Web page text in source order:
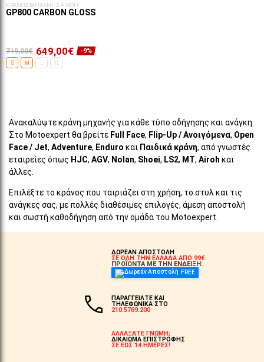
ΚΡΑΝΟΣ ΜΗΧΑΝΗΣ AIROH
GP800 CARBON GLOSS
719,00€ 649,00€ -9%
S M XL
Ανακαλύψτε κράνη μηχανής για κάθε τύπο οδήγησης και ανάγκη.
Στο Motoexpert θα βρείτε Full Face, Flip-Up / Ανοιγόμενα, Open
Face / Jet, Adventure, Enduro και Παιδικά κράνη, από γνωστές
εταιρείες όπως HJC, AGV, Nolan, Shoei, LS2, MT, Airoh και
άλλες.
Επιλέξτε το κράνος που ταιριάζει στη χρήση, το στυλ και τις
ανάγκες σας, με πολλές διαθέσιμες επιλογές, άμεση αποστολή
και σωστή καθοδήγηση από την ομάδα του Motoexpert.
ΔΩΡΕΑΝ ΑΠΟΣΤΟΛΗ
ΣΕ ΟΛΗ ΤΗΝ ΕΛΛΑΔΑ ΑΠΟ 99€
ΠΡΟΪΟΝΤΑ ΜΕ ΤΗΝ ΕΝΔΕΙΞΗ:
FREE
ΠΑΡΑΓΓΕΙΛΤΕ ΚΑΙ
ΤΗΛΕΦΩΝΙΚΑ ΣΤΟ
210.5769.200
ΑΛΛΑΞΑΤΕ ΓΝΩΜΗ;
ΔΙΚΑΙΩΜΑ ΕΠΙΣΤΡΟΦΗΣ
ΣΕ ΕΩΣ 14 ΗΜΕΡΕΣ!